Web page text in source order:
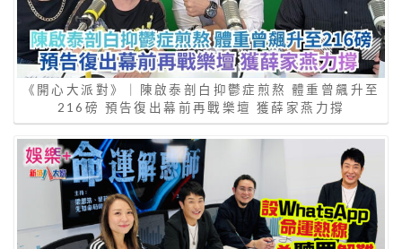
《開心大派對》｜陳啟泰剖白抑鬱症煎熬 體重曾飆升至
216磅 預告復出幕前再戰樂壇 獲薛家燕力撐